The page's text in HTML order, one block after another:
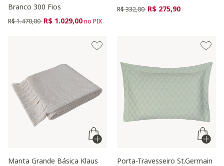
Branco 300 Fios
Preço reduzido de
R$ 1.470,00 para
R$ 1.029,00no PIX
Preço reduzido de
R$ 332,00 para
R$ 275,90
Manta Grande Básica Klaus
Porta-Travesseiro St.Germain